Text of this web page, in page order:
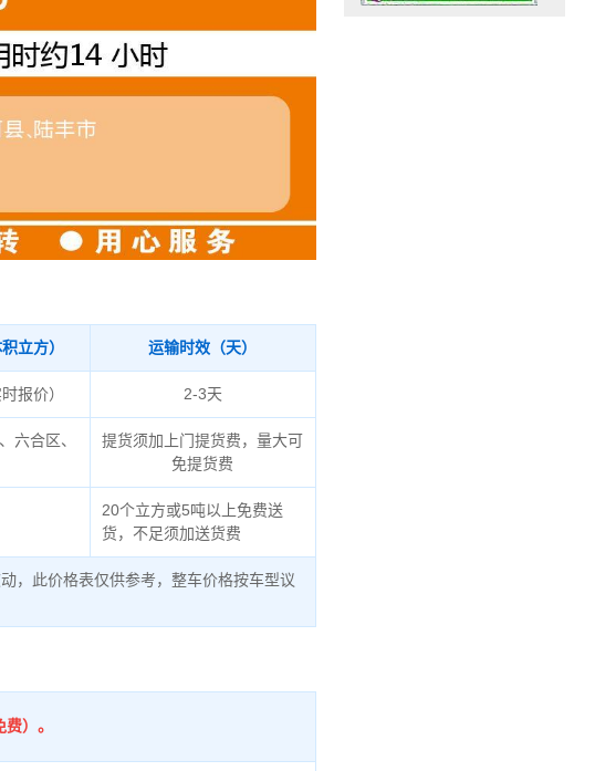
立方） 运输时效（天）
报价） 2-3天
六合区、
提货须加上门提货费，量大可
免提货费
20个立方或5吨以上免费送
货，不足须加送货费
，此价格表仅供参考，整车价格按车型议
）。